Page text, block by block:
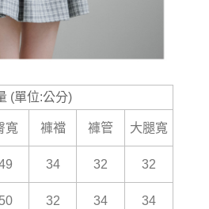
(單位:公分)
寬 褲襠 褲管 大腿寬
34 32 32
50 32 34 34